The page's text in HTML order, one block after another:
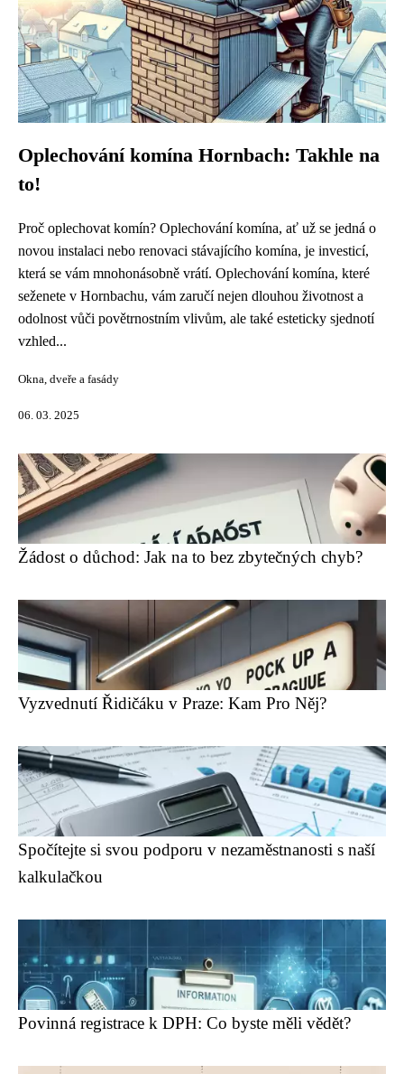
Oplechování komína Hornbach: Takhle na
to!
Proč oplechovat komín? Oplechování komína, ať už se jedná o
novou instalaci nebo renovaci stávajícího komína, je investicí,
která se vám mnohonásobně vrátí. Oplechování komína, které
seženete v Hornbachu, vám zaručí nejen dlouhou životnost a
odolnost vůči povětrnostním vlivům, ale také esteticky sjednotí
vzhled...
Okna, dveře a fasády
06. 03. 2025
Žádost o důchod: Jak na to bez zbytečných chyb?
Vyzvednutí Řidičáku v Praze: Kam Pro Něj?
Spočítejte si svou podporu v nezaměstnanosti s naší
kalkulačkou
Povinná registrace k DPH: Co byste měli vědět?